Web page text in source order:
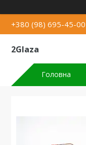
+380 (98) 695-45-00
2Glaza
Головна